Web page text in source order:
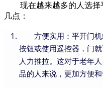
现在越来越多的人选
几点：
方便实用：平开门
按钮或使用遥控器，门
人力推拉。这对于老年
品的人来说，更加方便和